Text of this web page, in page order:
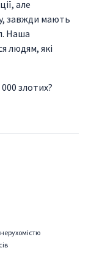
але
завжди мають
Наша
людям, які
злотих?